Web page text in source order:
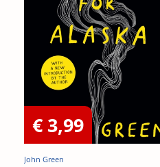
€ 3,99
John Green